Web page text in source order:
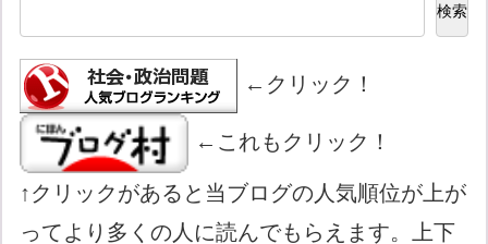
検索
←クリック！
←これもクリック！
↑クリックがあると当ブログの人気順位が上が
ってより多くの人に読んでもらえます。上下